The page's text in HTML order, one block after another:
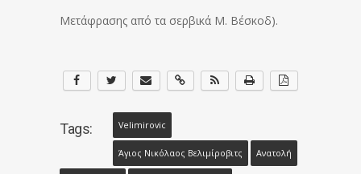
Μετάφρασης από τα σερβικά Μ. Βέσκοδ).
Tags: Velimirovic
Άγιος Νικόλαος Βελιμίροβιτς Ανατολή